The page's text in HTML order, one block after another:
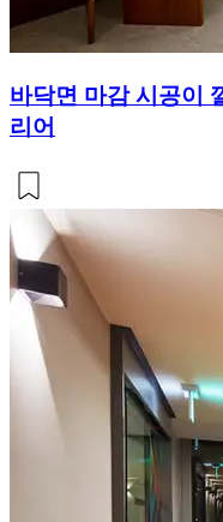
바닥면 마감 시공이
리어